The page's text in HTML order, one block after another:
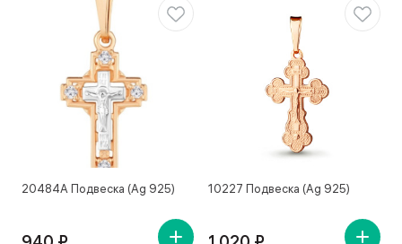
20484А Подвеска (Ag 925) 10227 Подвеска (Ag 925)